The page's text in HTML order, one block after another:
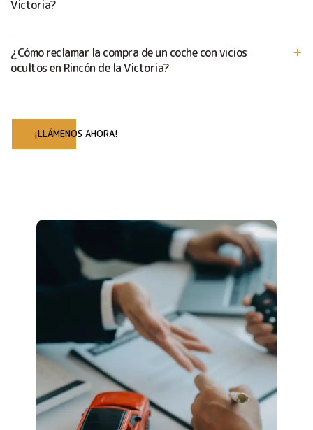
Victoria?
¿Cómo reclamar la compra de un coche con vicios
ocultos en Rincón de la Victoria?
¡LLÁMENOS AHORA!